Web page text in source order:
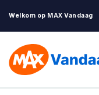
Welkom op MAX Vandaag